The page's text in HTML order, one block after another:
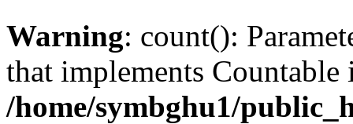
Warning: count():
that implements Countable
/home/symbghu1/